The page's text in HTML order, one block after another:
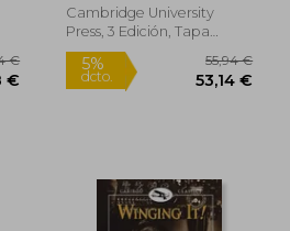
Edition (2 Years)
(Cambridge
(en Inglés)
Cambridge University
Press, 3 Edición, Tapa
Blanda, Nuevo